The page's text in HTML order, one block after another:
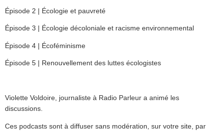
Épisode 2 | Écologie et pauvreté
Épisode 3 | Écologie décoloniale et racisme environnemental
Épisode 4 | Écoféminisme
Épisode 5 | Renouvellement des luttes écologistes
Violette Voldoire, journaliste à Radio Parleur a animé les
discussions.
Ces podcasts sont à diffuser sans modération, sur votre site, par